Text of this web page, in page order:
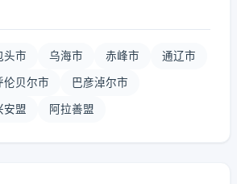
头市 乌海市 赤峰市 通辽市
伦贝尔市 巴彦淖尔市
安盟 阿拉善盟